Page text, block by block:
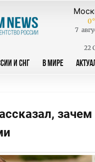
0
7
22
И СНГ В МИРЕ